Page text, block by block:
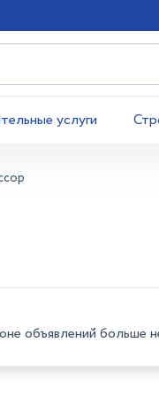
услуги
объявлений больше